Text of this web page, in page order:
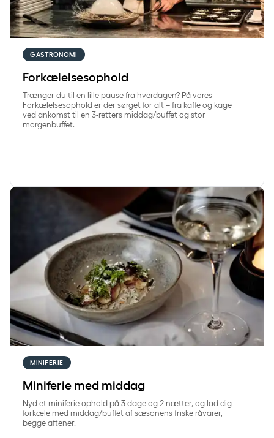
GASTRONOMI
Forkælelsesophold
Trænger du til en lille pause fra hverdagen? På vores
Forkælelsesophold er der sørget for alt – fra kaffe og kage
ved ankomst til en 3-retters middag/buffet og stor
morgenbuffet.
Miniferie med middag
MINIFERIE
Miniferie med middag
Nyd et miniferie ophold på 3 dage og 2 nætter, og lad dig
forkæle med middag/buffet af sæsonens friske råvarer,
begge aftener.